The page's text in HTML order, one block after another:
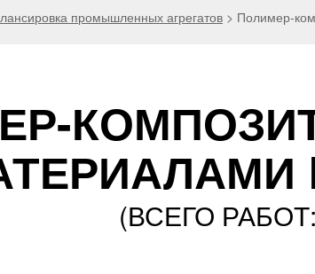
промышленных агрегатов > Полимер-
(ВСЕГО РАБОТ: